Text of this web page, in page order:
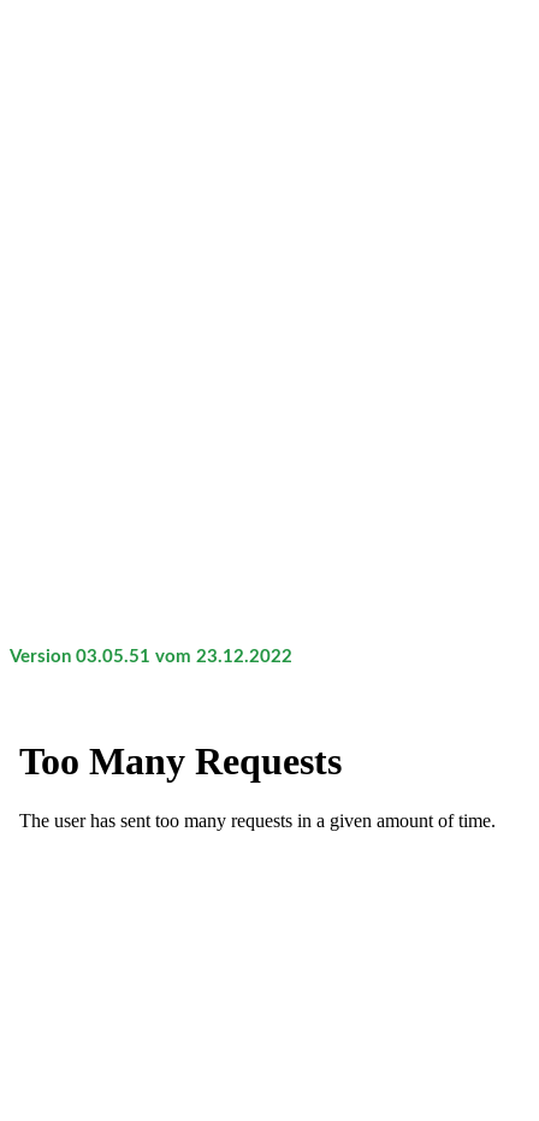
Version 03.05.51 vom 23.12.2022